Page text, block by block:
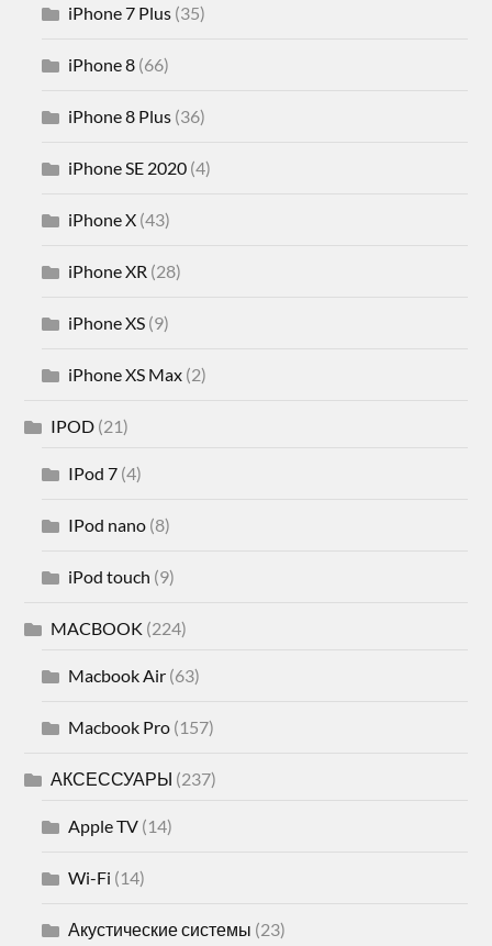
iPhone 7 Plus (35)
iPhone 8 (66)
iPhone 8 Plus (36)
iPhone SE 2020 (4)
iPhone X (43)
iPhone XR (28)
iPhone XS (9)
iPhone XS Max (2)
IPOD (21)
IPod 7 (4)
IPod nano (8)
iPod touch (9)
MACBOOK (224)
Macbook Air (63)
Macbook Pro (157)
АКСЕССУАРЫ (237)
Apple TV (14)
Wi-Fi (14)
Акустические системы (23)